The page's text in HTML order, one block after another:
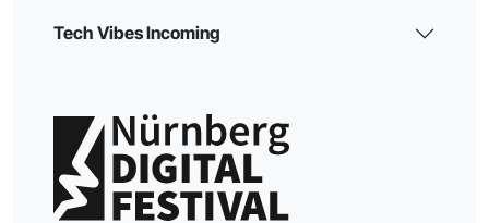
Tech Vibes Incoming